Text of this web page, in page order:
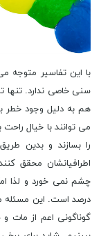
با این تفاسیر متوجه
سنی خاصی ندارد.
هم به دلیل وجود خطر
می توانند با خیال
را بسازند و بدین
اطرافیانشان محقق
چشم نمی خورد و لذا
درصد است. این مسئله
گوناگونی اعم از